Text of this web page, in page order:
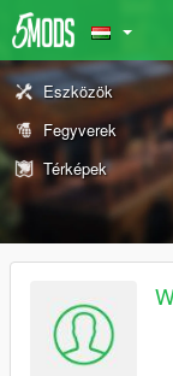
Eszközök
Fegyverek
Térképek